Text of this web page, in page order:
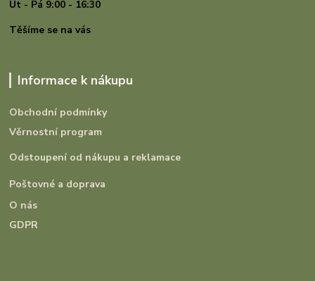
Út - Pá 9:00 - 16:30
Těšíme se na vás
Informace k nákupu
Obchodní podmínky
Věrnostní program
Odstoupení od nákupu a reklamace
Poštovné a doprava
O nás
GDPR